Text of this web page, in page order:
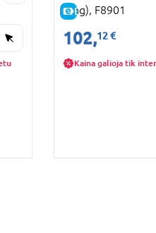
E-KAINA
(eng), F8901
102,12 €
Kaina galioja tik